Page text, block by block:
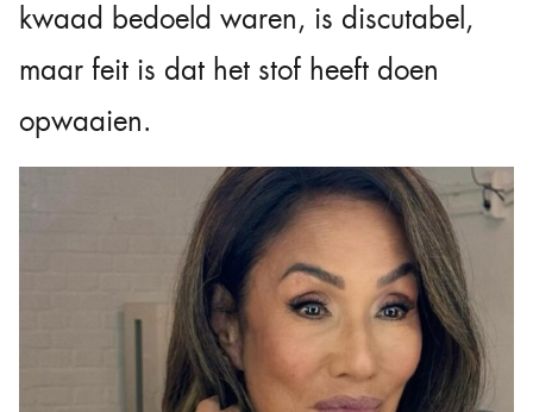
kwaad bedoeld waren, is discutabel,
maar feit is dat het stof heeft doen
opwaaien.